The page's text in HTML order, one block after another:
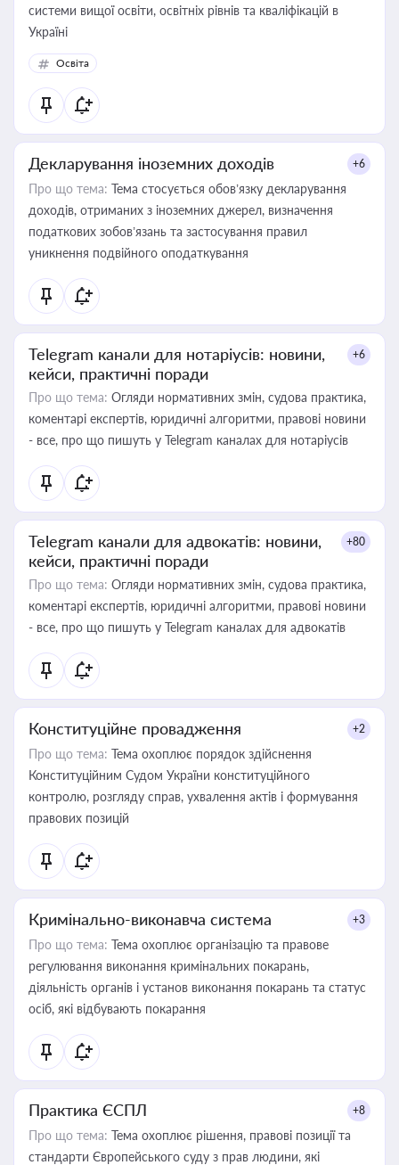
системи вищої освіти, освітніх рівнів та кваліфікацій в
Україні
Освіта
Декларування іноземних доходів +6
Про що тема: Тема стосується обов’язку декларування
доходів, отриманих з іноземних джерел, визначення
податкових зобов’язань та застосування правил
уникнення подвійного оподаткування
Telegram канали для нотаріусів: новини,
кейси, практичні поради
+6
Про що тема: Огляди нормативних змін, судова практика,
коментарі експертів, юридичні алгоритми, правові новини
- все, про що пишуть у Telegram каналах для нотаріусів
Telegram канали для адвокатів: новини,
кейси, практичні поради
+80
Про що тема: Огляди нормативних змін, судова практика,
коментарі експертів, юридичні алгоритми, правові новини
- все, про що пишуть у Telegram каналах для адвокатів
Конституційне провадження +2
Про що тема: Тема охоплює порядок здійснення
Конституційним Судом України конституційного
контролю, розгляду справ, ухвалення актів і формування
правових позицій
Кримінально-виконавча система +3
Про що тема: Тема охоплює організацію та правове
регулювання виконання кримінальних покарань,
діяльність органів і установ виконання покарань та статус
осіб, які відбувають покарання
Практика ЄСПЛ +8
Про що тема: Тема охоплює рішення, правові позиції та
стандарти Європейського суду з прав людини, які